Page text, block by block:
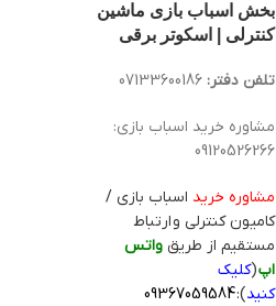
بخش اسباب بازی ماشین
کنترلی | اسکوتر برقی
تلفن دفتر: 07133600186
مشاوره خرید اسباب بازی:
09120526266
مشاوره خرید اسباب بازی /
کامیون کنترلی و ارتباط
مستقیم از طریق واتس
اپ(کلیک
کنید):
09367059584